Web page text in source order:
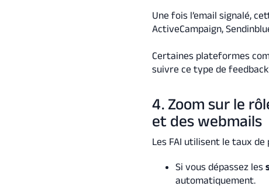
Une fois l’email signalé,
ActiveCampaign,
Certaines plateformes
suivre ce type de
4. Zoom sur le
et des webmails
Les FAI utilisent le taux
Si vous dépassez les
automatiquement.